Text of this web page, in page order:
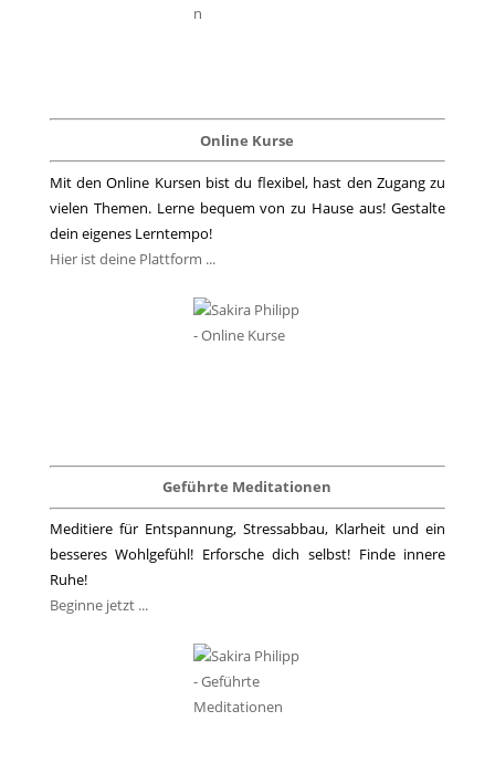
Online Kurse
Mit den Online Kursen bist du flexibel, hast den Zugang zu
vielen Themen. Lerne bequem von zu Hause aus! Gestalte
dein eigenes Lerntempo!
Hier ist deine Plattform ...
Geführte Meditationen
Meditiere für Entspannung, Stressabbau, Klarheit und ein
besseres Wohlgefühl! Erforsche dich selbst! Finde innere
Ruhe!
Beginne jetzt ...